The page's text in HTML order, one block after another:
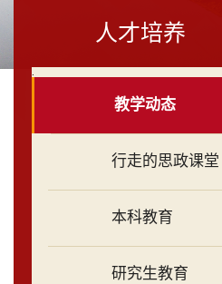
人才培养
.
教学动态
行走的思政课堂
本科教育
研究生教育